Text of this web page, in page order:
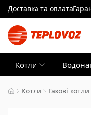
Доставка та оплата
Котли
Котли Газові котли